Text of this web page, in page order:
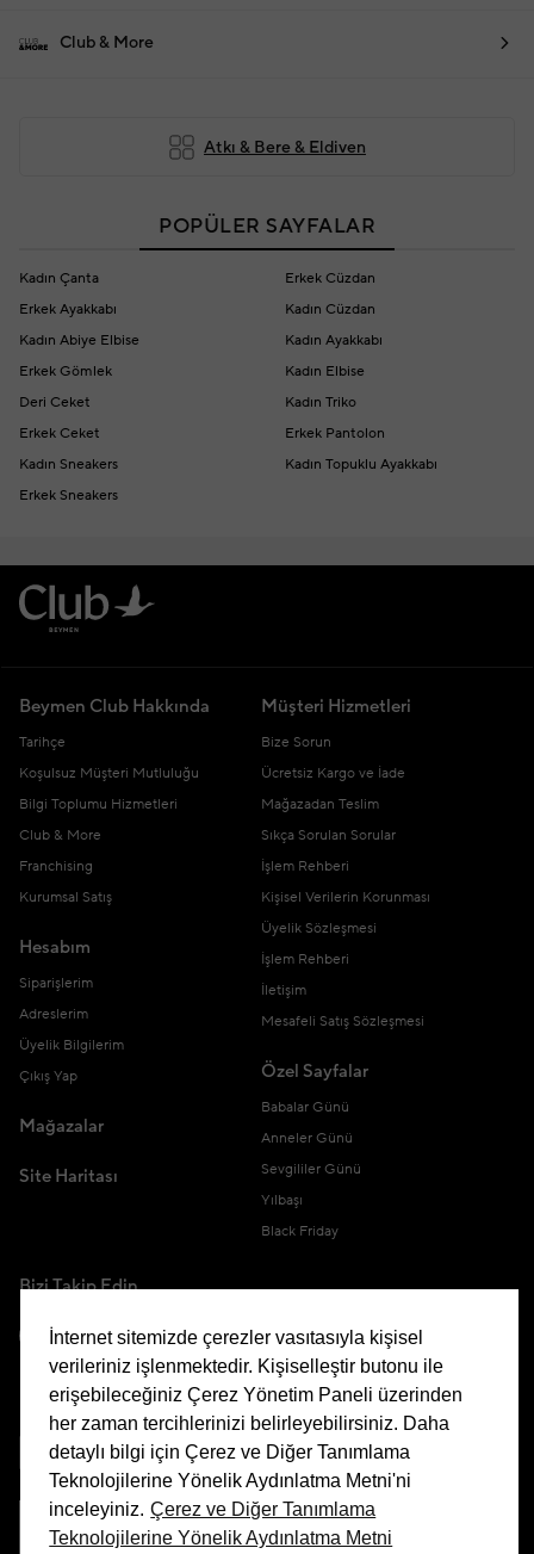
Club & More
Atkı & Bere & Eldiven
POPÜLER SAYFALAR
Kadın Çanta
Erkek Cüzdan
Erkek Ayakkabı
Kadın Cüzdan
Kadın Abiye Elbise
Kadın Ayakkabı
Erkek Gömlek
Kadın Elbise
Deri Ceket
Kadın Triko
Erkek Ceket
Erkek Pantolon
Kadın Sneakers
Kadın Topuklu Ayakkabı
Erkek Sneakers
Beymen Club Hakkında
Tarihçe
Koşulsuz Müşteri Mutluluğu
Bilgi Toplumu Hizmetleri
Club & More
Franchising
Kurumsal Satış
Hesabım
Siparişlerim
Adreslerim
Üyelik Bilgilerim
Çıkış Yap
Mağazalar
Site Haritası
Müşteri Hizmetleri
Bize Sorun
Ücretsiz Kargo ve İade
Mağazadan Teslim
Sıkça Sorulan Sorular
İşlem Rehberi
Kişisel Verilerin Korunması
Üyelik Sözleşmesi
İşlem Rehberi
İletişim
Mesafeli Satış Sözleşmesi
Özel Sayfalar
Babalar Günü
Anneler Günü
Sevgililer Günü
Yılbaşı
Black Friday
Bizi Takip Edin
Uygulamamızı İndirin
İnternet sitemizde çerezler vasıtasıyla kişisel
verileriniz işlenmektedir. Kişiselleştir butonu ile
erişebileceğiniz Çerez Yönetim Paneli üzerinden
her zaman tercihlerinizi belirleyebilirsiniz. Daha
detaylı bilgi için Çerez ve Diğer Tanımlama
Teknolojilerine Yönelik Aydınlatma Metni'ni
inceleyiniz. Çerez ve Diğer Tanımlama
Teknolojilerine Yönelik Aydınlatma Metni